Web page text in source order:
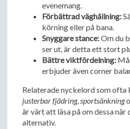
evenemang.
Förbättrad väghållning:
körning eller på bana.
Snyggare stance:Om du
ser ut, är detta ett stort
Bättre viktfördelning:
erbjuder även corner
Relaterade nyckelord som ofta
justerbar fjädring,sportsänkning
är värt att läsa på om dessa när
alternativ.